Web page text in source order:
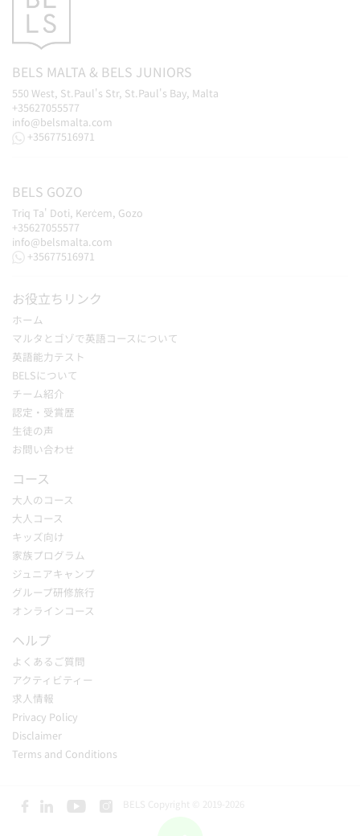
BELS MALTA & BELS JUNIORS
550 West, St.Paul's Str, St.Paul's Bay, Malta
+35627055577
info@belsmalta.com
+35677516971
BELS GOZO
Triq Ta' Doti, Kerċem, Gozo
+35627055577
info@belsmalta.com
+35677516971
お役立ちリンク
ホーム
マルタとゴゾで英語コースについて
英語能力テスト
BELSについて
チーム紹介
認定・受賞歴
生徒の声
お問い合わせ
コース
大人のコース
大人コース
キッズ向け
家族プログラム
ジュニアキャンプ
グループ研修旅行
オンラインコース
ヘルプ
よくあるご質問
アクティビティー
求人情報
Privacy Policy
Disclaimer
Terms and Conditions
BELS Copyright © 2019-2026